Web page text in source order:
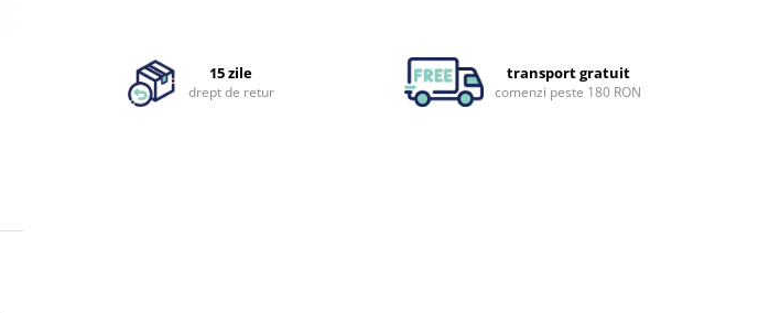
15 zile
drept de retur
transport gratuit
comenzi peste 180 RON